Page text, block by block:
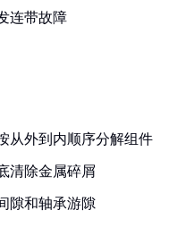
连带故障
从外到内顺序分解组件
清除金属碎屑
隙和轴承游隙